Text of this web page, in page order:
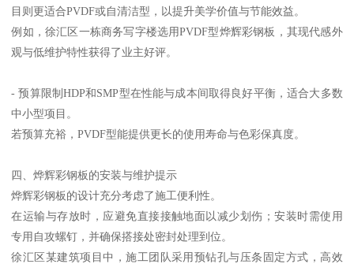
目则更适合PVDF或自清洁型，以提升美学价值与节能效益。
例如，徐汇区一栋商务写字楼选用PVDF型烨辉彩钢板，其现代感外
观与低维护特性获得了业主好评。
- 预算限制HDP和SMP型在性能与成本间取得良好平衡，适合大多数
中小型项目。
若预算充裕，PVDF型能提供更长的使用寿命与色彩保真度。
四、烨辉彩钢板的安装与维护提示
烨辉彩钢板的设计充分考虑了施工便利性。
在运输与存放时，应避免直接接触地面以减少划伤；安装时需使用
专用自攻螺钉，并确保搭接处密封处理到位。
徐汇区某建筑项目中，施工团队采用预钻孔与压条固定方式，高效